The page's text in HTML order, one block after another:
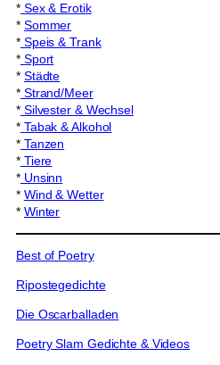
*Sex & Erotik
* Sommer
*Speis & Trank
*Sport
* Städte
*Strand/Meer
*Silvester & Wechsel
*Tabak & Alkohol
*Tanzen
*Tiere
*Unsinn
* Wind & Wetter
* Winter
Best of Poetry
Ripostegedichte
Die Oscarballaden
Poetry Slam Gedichte & Videos